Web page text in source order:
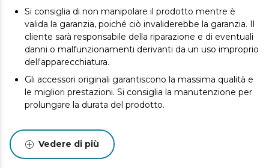
Si consiglia di non manipolare il prodotto mentre è
valida la garanzia, poiché ciò invaliderebbe la garanzia. Il
cliente sarà responsabile della riparazione e di eventuali
danni o malfunzionamenti derivanti da un uso improprio
dell'apparecchiatura.
Gli accessori originali garantiscono la massima qualità e
le migliori prestazioni. Si consiglia la manutenzione per
prolungare la durata del prodotto.
Vedere di più